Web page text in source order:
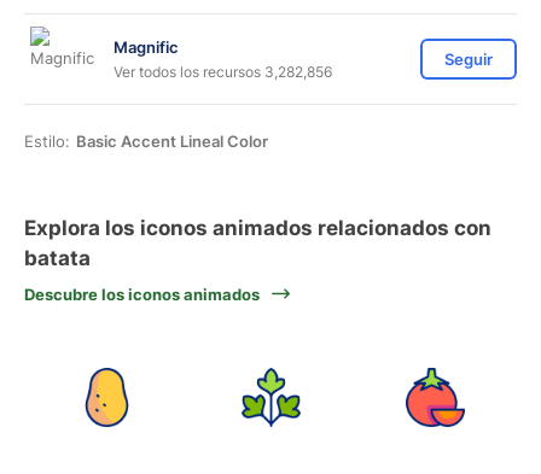
Magnific
Ver todos los recursos 3,282,856
Seguir
Estilo: Basic Accent Lineal Color
Explora los iconos animados relacionados con
batata
Descubre los iconos animados